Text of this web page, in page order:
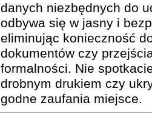
danych niezbędnych do
odbywa się w jasny i
eliminując konieczność
dokumentów czy
formalności. Nie
drobnym drukiem czy
godne zaufania miejsce.